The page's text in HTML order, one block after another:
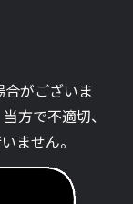
がございま
方で不適切、
ません。